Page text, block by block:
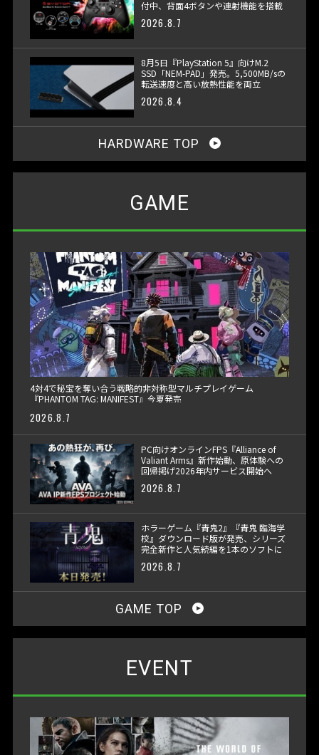
付中、背面4ボタンや連射機能を搭載
2026.8.7
8月5日『PlayStation 5』向けM.2
SSD「NEM-PAD」発売。5,500MB/sの
転送速度と高い放熱性能を両立
2026.8.4
HARDWARE TOP
GAME
4対4で秘宝を奪い合う戦略的非対称型マルチプレイゲーム
『PHANTOM TAG: MANIFEST』今夏発売
2026.8.7
PC向けオンラインFPS『Alliance of
Valiant Arms』新作始動、原体験への
回帰掲げ2026年内サービス開始へ
2026.8.7
ホラーゲーム『青鬼2』『青鬼 臨海学
校』ダウンロード版が発売、シリーズ
完全新作と人気続編を1本のソフトに
2026.8.7
GAME TOP
EVENT